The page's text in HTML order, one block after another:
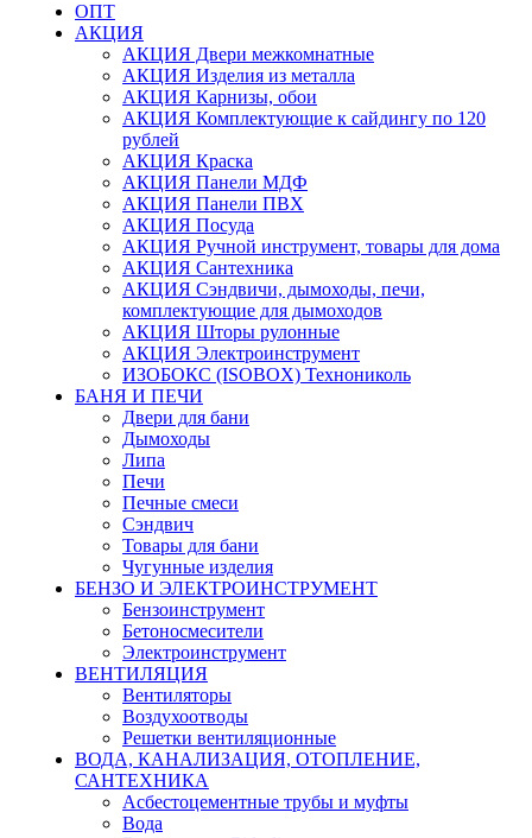
ОПТ
АКЦИЯ
АКЦИЯ Двери межкомнатные
АКЦИЯ Изделия из металла
АКЦИЯ Карнизы, обои
АКЦИЯ Комплектующие к сайдингу по 120
рублей
АКЦИЯ Краска
АКЦИЯ Панели МДФ
АКЦИЯ Панели ПВХ
АКЦИЯ Посуда
АКЦИЯ Ручной инструмент, товары для дома
АКЦИЯ Сантехника
АКЦИЯ Сэндвичи, дымоходы, печи,
комплектующие для дымоходов
АКЦИЯ Шторы рулонные
АКЦИЯ Электроинструмент
ИЗОБОКС (ISOBOX) Технониколь
БАНЯ И ПЕЧИ
Двери для бани
Дымоходы
Липа
Печи
Печные смеси
Сэндвич
Товары для бани
Чугунные изделия
БЕНЗО И ЭЛЕКТРОИНСТРУМЕНТ
Бензоинструмент
Бетоносмесители
Электроинструмент
ВЕНТИЛЯЦИЯ
Вентиляторы
Воздухоотводы
Решетки вентиляционные
ВОДА, КАНАЛИЗАЦИЯ, ОТОПЛЕНИЕ,
САНТЕХНИКА
Асбестоцементные трубы и муфты
Вода